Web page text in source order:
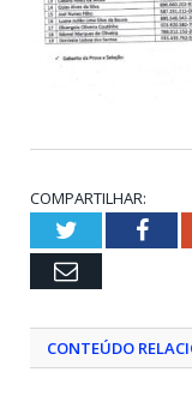
COMPARTILHAR:
Twitter
Email
CONTEÚDO